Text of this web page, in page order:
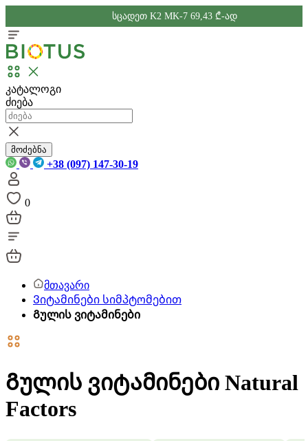
სცადეთ K2 MK-7 69,43 ₾-ად
კატალოგი
ძიება
მოძებნა
+38 (097) 147-30-19
0
მთავარი
Ვიტამინები სიმპტომებით
Გულის ვიტამინები
Გულის ვიტამინები Natural
Factors